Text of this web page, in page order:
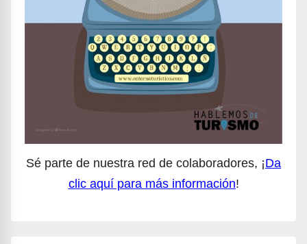
Sé parte de nuestra red de colaboradores, ¡Da
clic aquí para más información!